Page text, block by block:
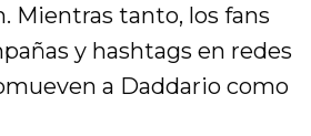
Mientras tanto, los fans
y hashtags en redes
a Daddario como